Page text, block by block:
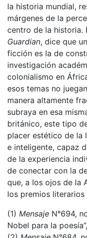
la historia mundial,
márgenes de la
centro de la historia.
Guardian, dice que
ficción es la de
investigación
colonialismo en
esos temas no
manera altamente
subraya en esa
británico, este tipo
placer estético de la
e inteligente, capaz
de la experiencia
de conectar con la
que, a los ojos de la
los premios
(1) Mensaje N°694,
Nobel para la